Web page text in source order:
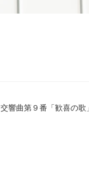
交響曲第９番「歓喜の歌